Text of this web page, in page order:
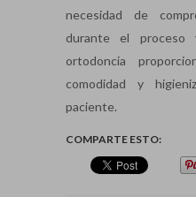
necesidad de
durante el
ortodoncia
comodidad y
paciente.
COMPARTE ESTO: